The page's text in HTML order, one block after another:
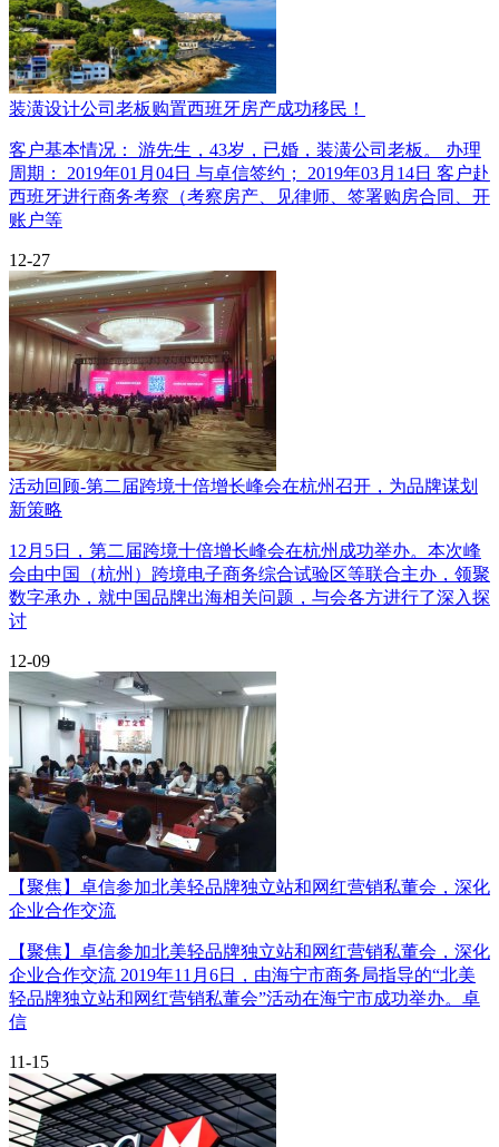
装潢设计公司老板购置西班牙房产成功移民！
客户基本情况： 游先生，43岁，已婚，装潢公司老板。 办理
周期： 2019年01月04日 与卓信签约； 2019年03月14日 客户赴
西班牙进行商务考察（考察房产、见律师、签署购房合同、开
账户等
12-27
活动回顾-第二届跨境十倍增长峰会在杭州召开，为品牌谋划
新策略
12月5日，第二届跨境十倍增长峰会在杭州成功举办。本次峰
会由中国（杭州）跨境电子商务综合试验区等联合主办，领聚
数字承办，就中国品牌出海相关问题，与会各方进行了深入探
讨
12-09
【聚焦】卓信参加北美轻品牌独立站和网红营销私董会，深化
企业合作交流
【聚焦】卓信参加北美轻品牌独立站和网红营销私董会，深化
企业合作交流 2019年11月6日，由海宁市商务局指导的“北美
轻品牌独立站和网红营销私董会”活动在海宁市成功举办。卓
信
11-15